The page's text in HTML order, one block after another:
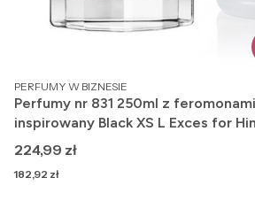
PRODUCENT
PERFUMY W BIZNESIE
Perfumy nr 831 250ml z
inspirowany Black XS L Exces for
Cena
224,99 zł
Cena
182,92 zł